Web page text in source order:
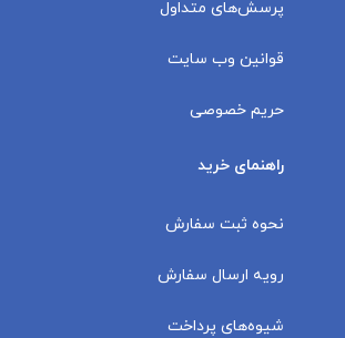
پرسش‌های متداول
قوانین وب سایت
حریم خصوصی
راهنمای خرید
نحوه ثبت سفارش
رویه ارسال سفارش
شیوه‌های پرداخت